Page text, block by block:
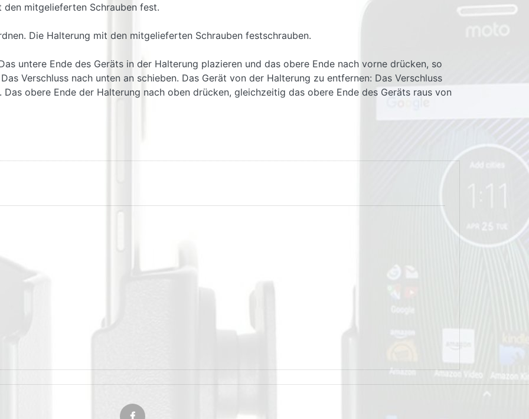
den mitgelieferten Schrauben fest.
Die Halterung mit den mitgelieferten Schrauben festschrauben.
untere Ende des Geräts in der Halterung plazieren und das obere Ende nach vorne drücken, so
Verschluss nach unten an schieben. Das Gerät von der Halterung zu entfernen: Das Verschluss
obere Ende der Halterung nach oben drücken, gleichzeitig das obere Ende des Geräts raus von